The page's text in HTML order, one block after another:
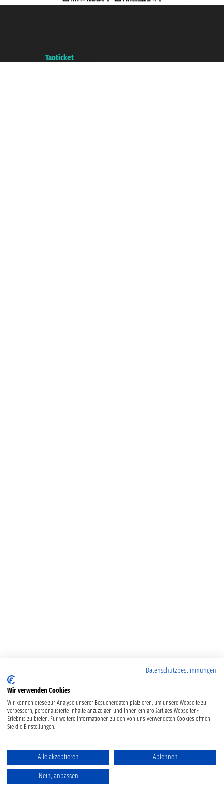
Taoticket
Datenschutzbestimmungen
Wir verwenden Cookies
Wir können diese zur Analyse unserer Besucherdaten platzieren, um unsere Webseite zu
verbessern, personalisierte Inhalte anzuzeigen und Ihnen ein großartiges Webseiten-
Erlebnis zu bieten. Für weitere Informationen zu den von uns verwendeten Cookies öffnen
Sie die Einstellungen.
Alle akzeptieren Ablehnen
Nein, anpassen